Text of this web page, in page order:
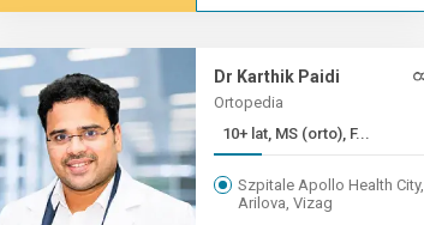
Dr Karthik Paidi
Ortopedia
10+ lat, MS (orto), F...
Szpitale Apollo Health City,
Arilova, Vizag